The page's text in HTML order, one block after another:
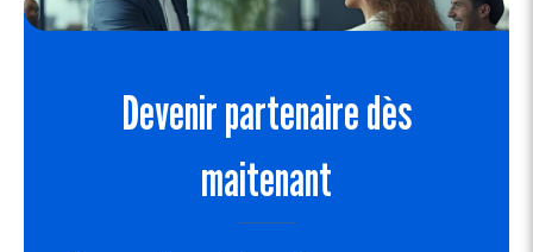
Devenir partenaire dès
maitenant